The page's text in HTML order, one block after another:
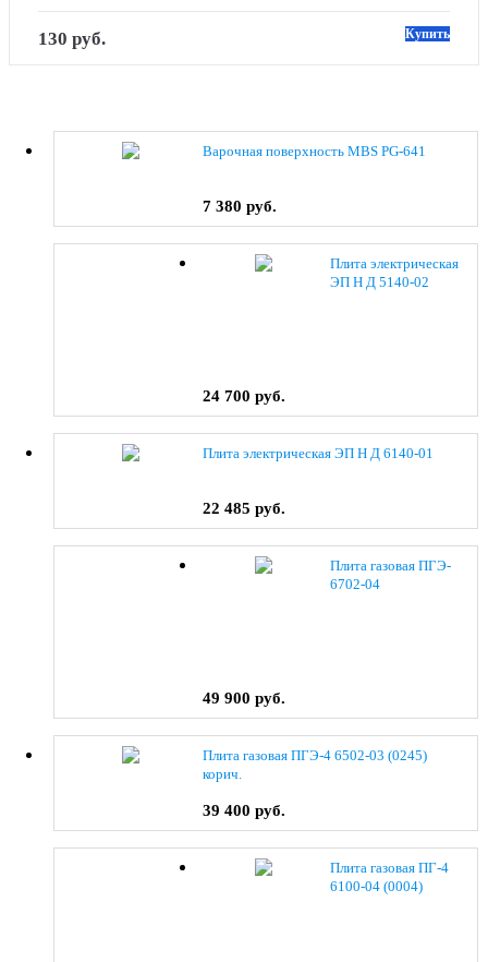
130 руб. Купить
Варочная поверхность MBS PG-641
7 380 руб.
Плита электрическая
ЭП Н Д 5140-02
24 700 руб.
Плита электрическая ЭП Н Д 6140-01
22 485 руб.
Плита газовая ПГЭ-
6702-04
49 900 руб.
Плита газовая ПГЭ-4 6502-03 (0245)
корич.
39 400 руб.
Плита газовая ПГ-4
6100-04 (0004)